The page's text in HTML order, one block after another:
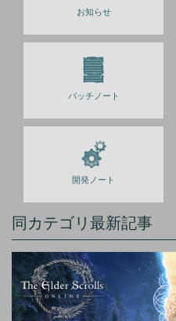
お知らせ
パッチノート
開発ノート
同カテゴリ最新記事